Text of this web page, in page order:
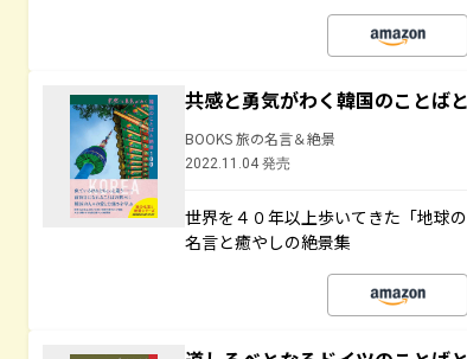
共感と勇気がわく韓国のことば
BOOKS 旅の名言＆絶景
2022.11.04 発売
世界を４０年以上歩いてきた「地球
名言と癒やしの絶景集